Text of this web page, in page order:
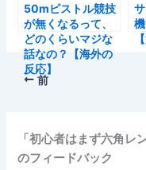
50mピストル競技
が無くなるって、
どのくらいマジな
話なの？【海外の
反応】
前
「初心者はまず六角
のフィードバック